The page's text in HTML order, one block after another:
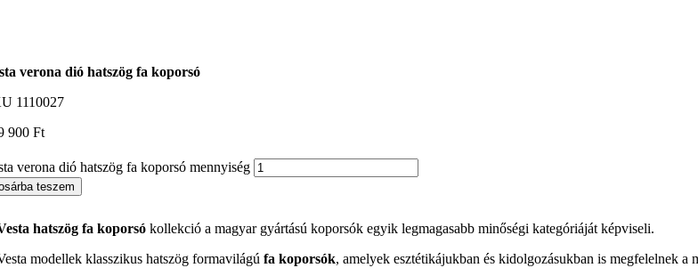
verona dió hatszög fa koporsó
1110027
900Ft
verona dió hatszög fa koporsó mennyiség
teszem
hatszög fa koporsó kollekció a magyar gyártású koporsók egyik legmagasabb minőségi kategóriáját képviseli.
modellek klasszikus hatszög formavilágúfa koporsók, amelyek esztétikájukban és kidolgozásukban is megfelelnek a